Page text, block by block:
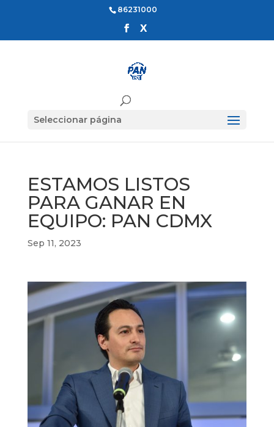
86231000
Seleccionar página
ESTAMOS LISTOS
PARA GANAR EN
EQUIPO: PAN CDMX
Sep 11, 2023